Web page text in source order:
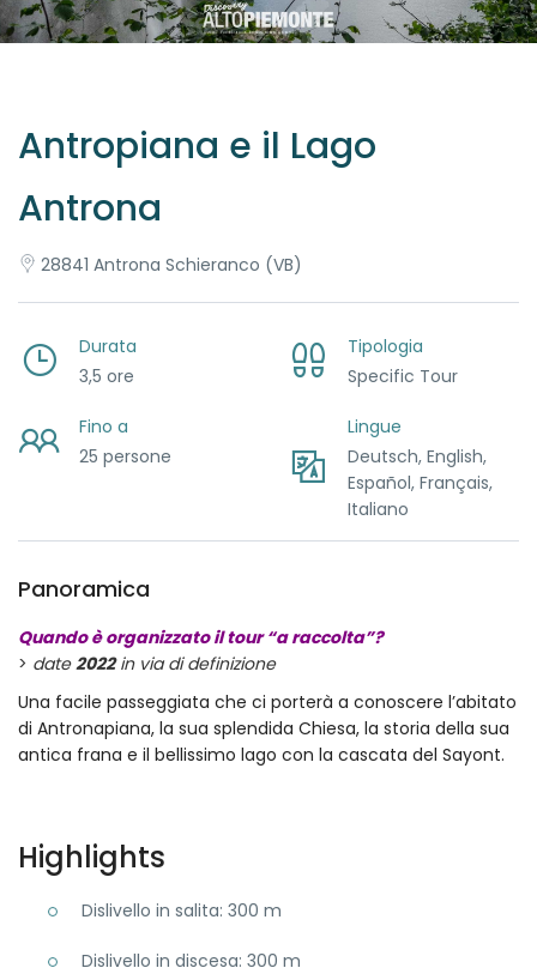
Antropiana e il Lago
Antrona
28841 Antrona Schieranco (VB)
Durata
3,5 ore
Tipologia
Specific Tour
Fino a
25 persone
Lingue
Deutsch, English,
Español, Français,
Italiano
Panoramica
Quando è organizzato il tour “a raccolta”?
> date2022in via di definizione
Una facile passeggiata che ci porterà a conoscere l’abitato
di Antronapiana, la sua splendida Chiesa, la storia della sua
antica frana e il bellissimo lago con la cascata del Sayont.
Highlights
Dislivello in salita: 300 m
Dislivello in discesa: 300 m